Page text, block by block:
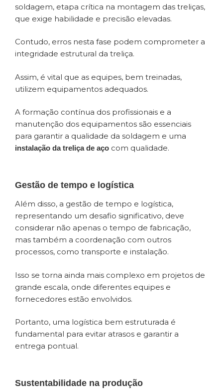
soldagem, etapa crítica na montagem das treliças,
que exige habilidade e precisão elevadas.
Contudo, erros nesta fase podem comprometer a
integridade estrutural da treliça.
Assim, é vital que as equipes, bem treinadas,
utilizem equipamentos adequados.
A formação contínua dos profissionais e a
manutenção dos equipamentos são essenciais
para garantir a qualidade da soldagem e uma
instalação da treliça de aço com qualidade.
Gestão de tempo e logística
Além disso, a gestão de tempo e logística,
representando um desafio significativo, deve
considerar não apenas o tempo de fabricação,
mas também a coordenação com outros
processos, como transporte e instalação.
Isso se torna ainda mais complexo em projetos de
grande escala, onde diferentes equipes e
fornecedores estão envolvidos.
Portanto, uma logística bem estruturada é
fundamental para evitar atrasos e garantir a
entrega pontual.
Sustentabilidade na produção